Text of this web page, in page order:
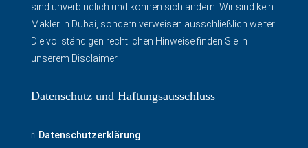
sind unverbindlich und können sich ändern. Wir sind kein
Makler in Dubai, sondern verweisen ausschließlich weiter.
Die vollständigen rechtlichen Hinweise finden Sie in
unserem Disclaimer.
Datenschutz und Haftungsausschluss
Datenschutzerklärung